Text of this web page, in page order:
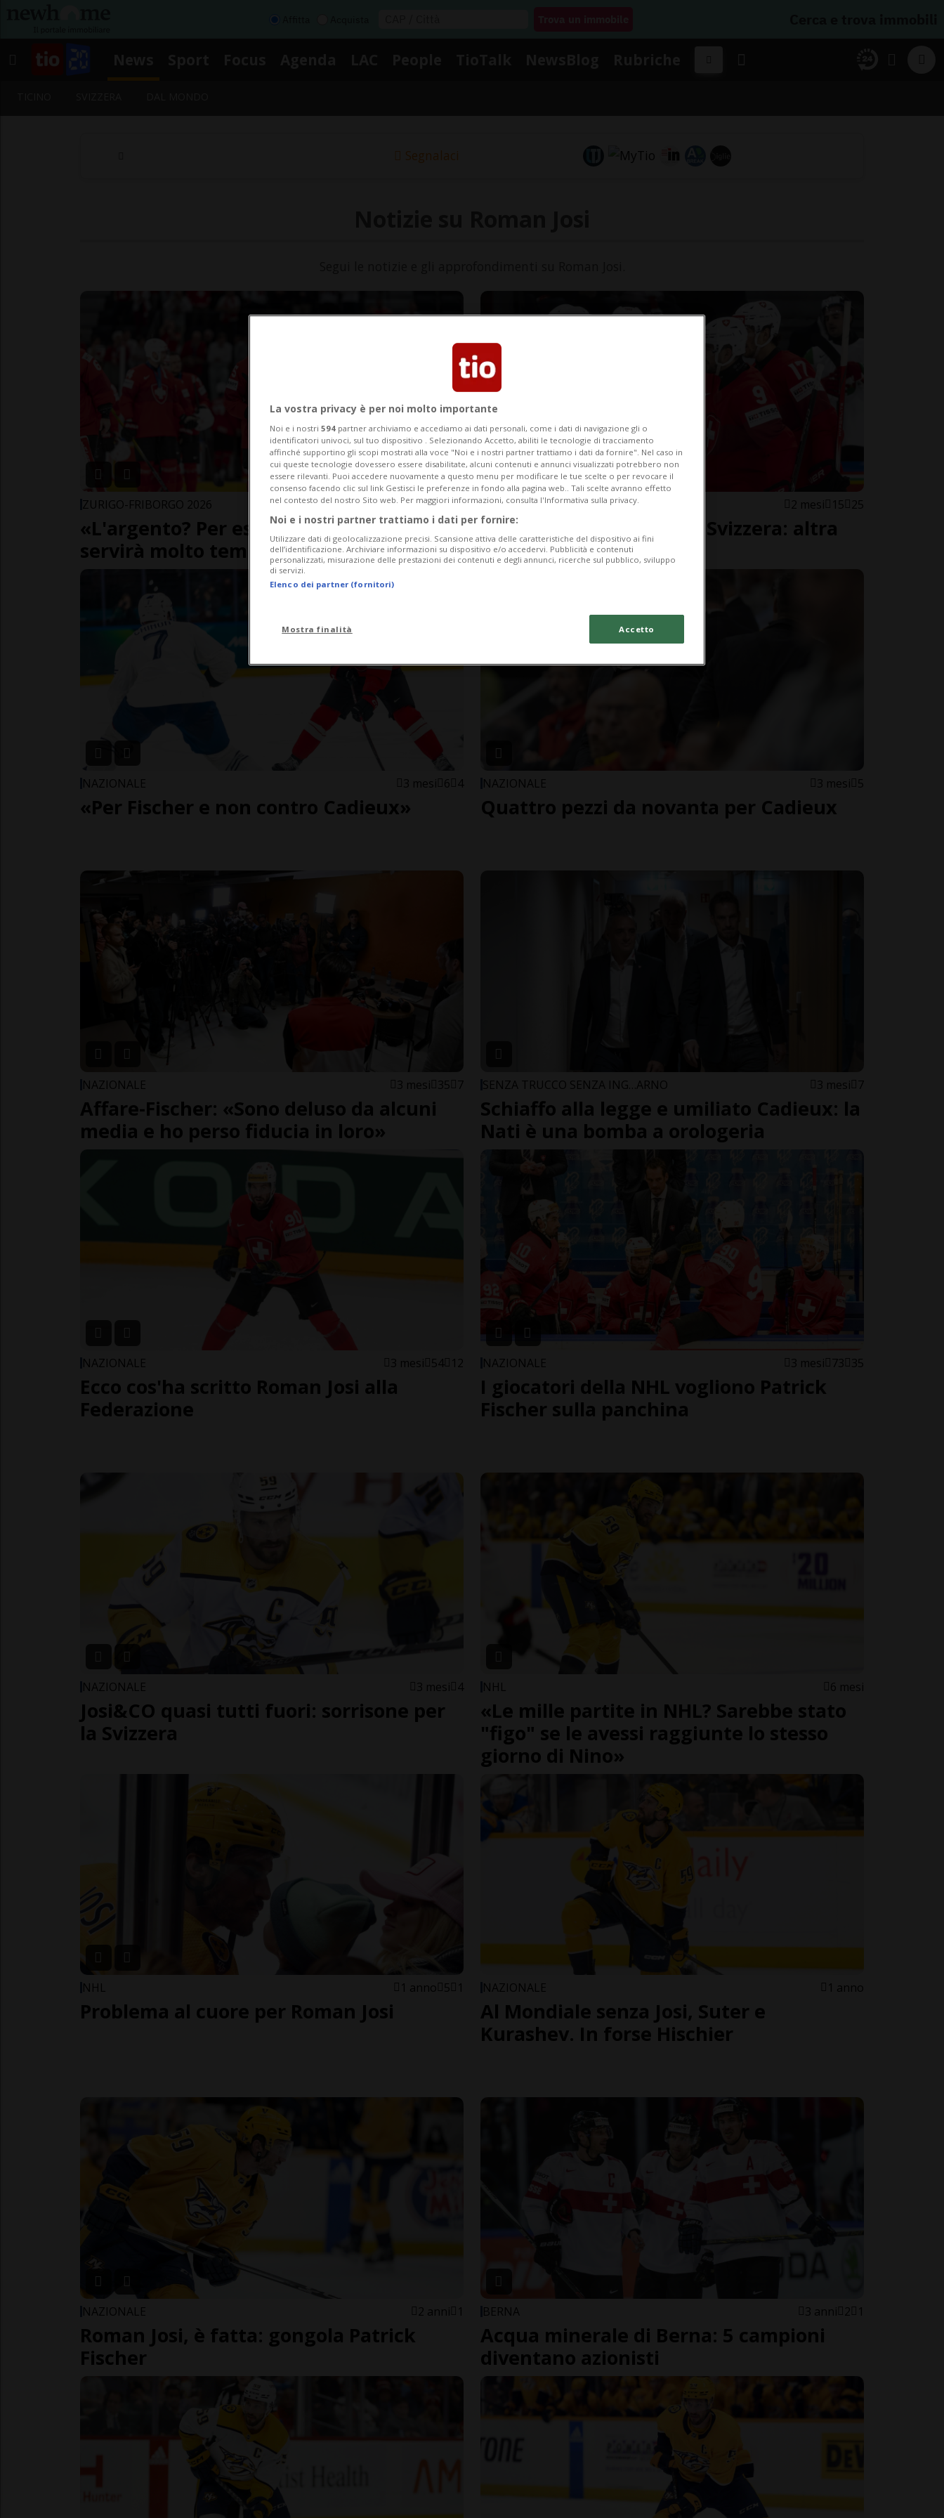
Segnalaci
ZURIGO-FRIBORGO 2026 2 mesi 21 15
«L'argento? Per esserne orgogliosi
servirà molto tempo»
ZURIGO-FRIBORGO 2026 2 mesi 15 25
Show di Josi, show della Svizzera: altra
goleada ed è sei su sei
NAZIONALE 3 mesi 6 4
«Per Fischer e non contro Cadieux»
NAZIONALE 3 mesi 5
Quattro pezzi da novanta per Cadieux
NAZIONALE 3 mesi 35 7
Affare-Fischer: «Sono deluso da alcuni
media e ho perso fiducia in loro»
SENZA TRUCCO SENZA ING…ARNO 3 mesi 7
Schiaffo alla legge e umiliato Cadieux: la
Nati è una bomba a orologeria
NAZIONALE 3 mesi 54 12
Ecco cos'ha scritto Roman Josi alla
Federazione
NAZIONALE 3 mesi 73 35
I giocatori della NHL vogliono Patrick
Fischer sulla panchina
NAZIONALE 3 mesi 4
Josi&CO quasi tutti fuori: sorrisone per
la Svizzera
NHL 6 mesi
«Le mille partite in NHL? Sarebbe stato
"figo" se le avessi raggiunte lo stesso
giorno di Nino»
NHL 1 anno 5 1
Problema al cuore per Roman Josi
NAZIONALE 1 anno
Al Mondiale senza Josi, Suter e
Kurashev. In forse Hischier
NAZIONALE 2 anni 1
Roman Josi, è fatta: gongola Patrick
Fischer
BERNA 3 anni 2 1
Acqua minerale di Berna: 5 campioni
diventano azionisti
La vostra privacy è per noi molto importante
Noi e i nostri 594 partner archiviamo e accediamo ai dati personali, come i dati di navigazione gli o
identificatori univoci, sul tuo dispositivo . Selezionando Accetto, abiliti le tecnologie di tracciamento
affinché supportino gli scopi mostrati alla voce "Noi e i nostri partner trattiamo i dati da fornire". Nel caso in
cui queste tecnologie dovessero essere disabilitate, alcuni contenuti e annunci visualizzati potrebbero non
essere rilevanti. Puoi accedere nuovamente a questo menu per modificare le tue scelte o per revocare il
consenso facendo clic sul link Gestisci le preferenze in fondo alla pagina web.. Tali scelte avranno effetto
nel contesto del nostro Sito web. Per maggiori informazioni, consulta l'Informativa sulla privacy.
Noi e i nostri partner trattiamo i dati per fornire:
Utilizzare dati di geolocalizzazione precisi. Scansione attiva delle caratteristiche del dispositivo ai fini
dell’identificazione. Archiviare informazioni su dispositivo e/o accedervi. Pubblicità e contenuti
personalizzati, misurazione delle prestazioni dei contenuti e degli annunci, ricerche sul pubblico, sviluppo
di servizi.
Elenco dei partner (fornitori)
Mostra finalità Accetto